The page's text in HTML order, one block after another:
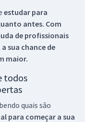
estudar para
antes. Com
de profissionais
sua chance de
maior.
todos
quais são
para começar a sua